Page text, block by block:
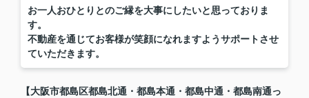
お一人おひとりとのご縁を大事にしたいと思っておりま
す。
不動産を通じてお客様が笑顔になれますようサポートさせ
ていただきます。
【大阪市都島区都島北通 ・都島本通・都島中通・都島南通っ